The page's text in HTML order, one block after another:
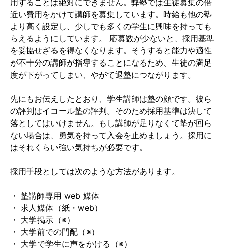
用することは絶対にできません。弊塾では生徒募集の倍
近い費用をかけて講師を募集しています。時給も他の塾
より高く設定し、少しでも多くの学生に興味を持っても
らえるようにしています。 応募数が少ないと、採用基準
を妥協せざるを得なくなります。そうすると能力や適性
が不十分の講師が指導することになるため、生徒の満足
度が下がってしまい、やがて退塾につながります。
先にもお伝えしたとおり、学生講師は塾の顔です。彼ら
の評判はイコール塾の評判。そのため採用基準は決して
落としてはいけません。もし講師が足りなくて塾が回ら
ない場合は、勇気を持って入会を止めましょう。採用に
はそれくらい強い気持ちが必要です。
採用手段としては次のような方法があります。
・ 塾講師専用 web 媒体
・求人媒体（紙・web）
・ 大学掲示（※）
・ 大学前での門配（※）
・ 大学で学生に声をかける（※）